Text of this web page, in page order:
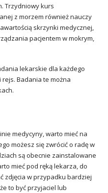
Trzydniowy kurs
z morzem również nauczy
skrzynki medycznej,
pacjentem w mokrym,
lekarskie dla każdego
rejs. Badania te można
medycyny, warto mieć na
możesz się zwrócić o radę w
są obecnie zainstalowane
mieć pod ręką lekarza, do
zdjęcia w przypadku bardziej
to być przyjaciel lub